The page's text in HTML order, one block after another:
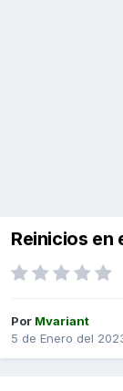
Reinicios en
Por Mvariant
5 de Enero del